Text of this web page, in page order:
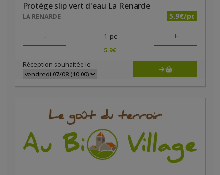
Protège slip vert d'eau La Renarde
LA RENARDE 5.9€/pc
- 1 pc +
5.9€
Réception souhaitée le